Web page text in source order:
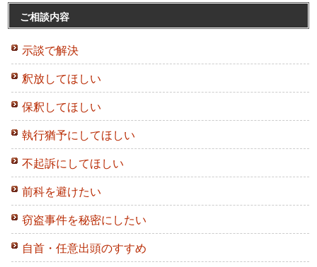
ご相談内容
示談で解決
釈放してほしい
保釈してほしい
執行猶予にしてほしい
不起訴にしてほしい
前科を避けたい
窃盗事件を秘密にしたい
自首・任意出頭のすすめ